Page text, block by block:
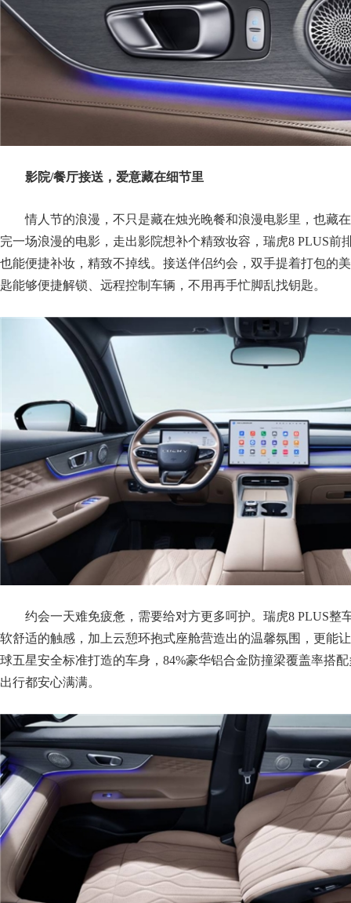
影院/餐厅接送， 爱意藏在细节里
情人节的浪漫，不只是藏在烛光晚餐和浪漫电影里，也藏
完一场浪漫的电影，走出影院想补个精致妆容，瑞虎8 PLUS前
也能便捷补妆，精致不掉线。接送伴侣约会，双手提着打包的
匙能够便捷解锁、远程控制车辆，不用再手忙脚乱找钥匙。
约会一天难免疲惫，需要给对方更多呵护。瑞虎8 PLUS整
软舒适的触感，加上云憩环抱式座舱营造出的温馨氛围，更能
球五星安全标准打造的车身，84%豪华铝合金防撞梁覆盖率搭
出行都安心满满。